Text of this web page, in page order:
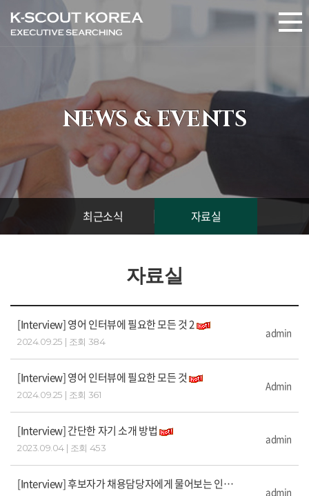
NEWS & EVENTS
최근소식 자료실
자료실
[Interview] 영어 인터뷰에 필요한 모든 것 2
2024.09.25 | 조회 384
admin
[Interview] 영어 인터뷰에 필요한 모든 것
2024.09.25 | 조회 361
Admin
[Interview] 간단한 자기 소개 방법
2023.09.04 | 조회 453
admin
[Interview] 후보자가 채용담당자에게 물어보는 인터뷰 질문 38가지
admin